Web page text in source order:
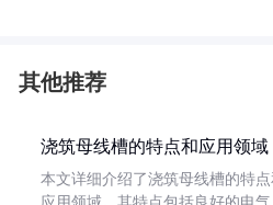
其他推荐
浇筑母线槽的特点和应用领域
本文详细介绍了浇筑母线槽的特点